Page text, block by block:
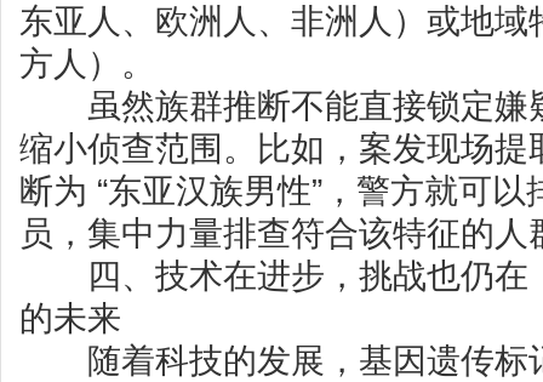
东亚人、欧洲人、非洲人）或地
方人）。
虽然族群推断不能直接锁定嫌
缩小侦查范围。比如，案发现场提
断为 “东亚汉族男性”，警方就可
员，集中力量排查符合该特征的
四、技术在进步，挑战也仍在
的未来
随着科技的发展，基因遗传标